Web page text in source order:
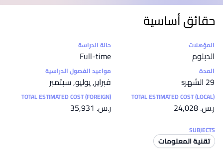
حقائق أساسية
إحصائيات
المؤهلات
الدبلوم
حالة الدراسة
Full-time
المدة
29 الشهرs
مواعيد الفصول الدراسية
فبراير, يوليو, سبتمبر
TOTAL ESTIMATED COST (LOCAL)
ر.س.‏ 24,028
TOTAL ESTIMATED COST (FOREIGN)
ر.س.‏ 35,931
SUBJECTS
تقنية المعلومات